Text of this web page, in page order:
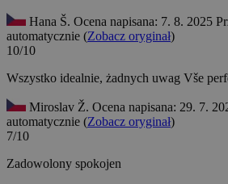
Hana Š. Ocena napisana: 7. 8. 2025
automatycznie (Zobacz oryginał)
10/10
Wszystko idealnie, żadnych uwag Vše
Miroslav Ž. Ocena napisana: 29. 7.
automatycznie (Zobacz oryginał)
7/10
Zadowolony spokojen